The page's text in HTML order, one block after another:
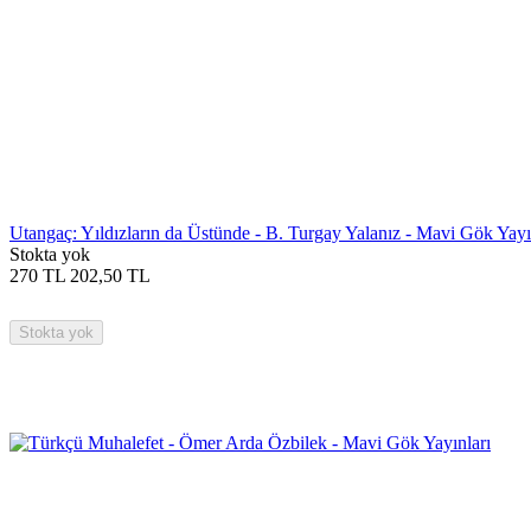
Utangaç: Yıldızların da Üstünde - B. Turgay Yalanız - Mavi Gök
Stokta yok
270 TL 202,50 TL
Stokta yok